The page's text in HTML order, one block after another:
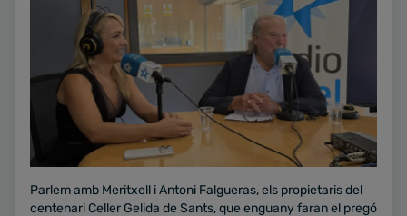
Parlem amb Meritxell i Antoni Falgueras, els propietaris del
centenari Celler Gelida de Sants, que enguany faran el pregó